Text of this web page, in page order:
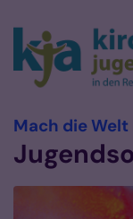
Mach die